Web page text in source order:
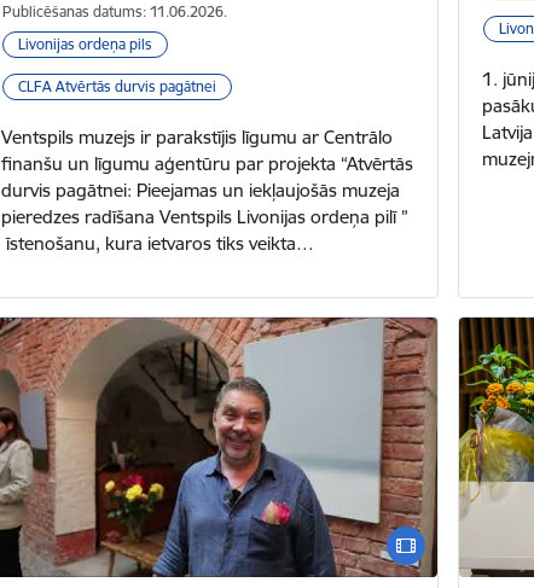
Publicēšanas datums: 11.06.2026.
Livonijas ordeņa pils
CLFA Atvērtās durvis pagātnei
Ventspils muzejs ir parakstījis līgumu ar Centrālo
finanšu un līgumu aģentūru par projekta “Atvērtās
durvis pagātnei: Pieejamas un iekļaujošās muzeja
pieredzes radīšana Ventspils Livonijas ordeņa pilī ”
īstenošanu, kura ietvaros tiks veikta…
1.